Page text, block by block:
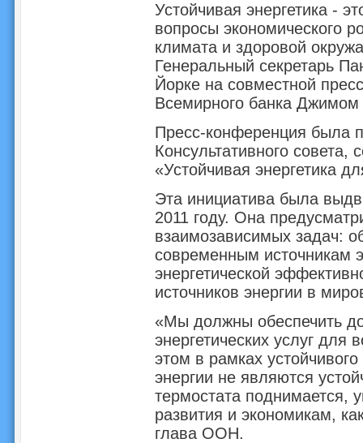
Устойчивая энергетика -
вопросы экономического
климата и здоровой
Генеральный секретарь
Йорке на совместной
Всемирного банка
Пресс-конференция была
Консультативного совета,
«Устойчивая энергетика
Эта инициатива была
2011 году. Она
взаимозависимых задач:
современным источникам
энергетической
источников энергии в
«Мы должны обеспечить
энергетических услуг
этом в рамках
энергии не являются
термостата поднимается,
развития и экономикам,
глава ООН.